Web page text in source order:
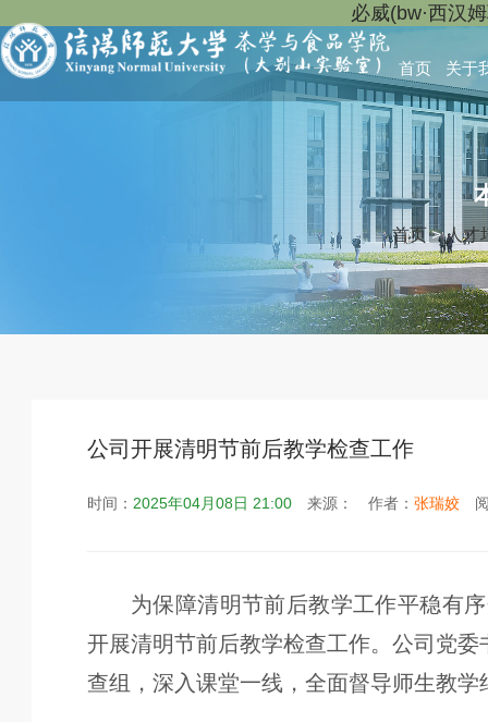
必威(bw·西汉
首页 关于
首页>人才
公司开展清明节前后教学检查工作
时间： 2025年04月08日 21:00来源： 作者： 张瑞姣阅
为保障清明节前后教学工作平稳有
开展清明节前后教学检查工作。公司党
查组，深入课堂一线，全面督导师生教学